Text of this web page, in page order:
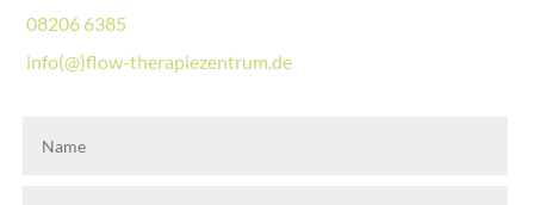
08206 6385
info(@)flow-therapiezentrum.de